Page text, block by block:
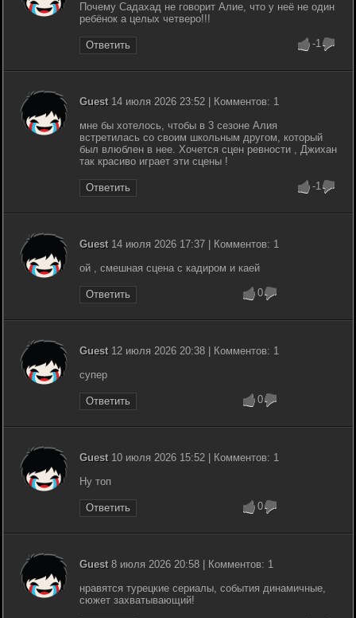
Почему Садахад не говорит Алие, что у неё не один
ребёнок а целых четверо!!!
Ответить -1
Guest14 июля 2026 23:52 | Комментов: 1
мне бы хотелось, чтобы в 3 сезоне Алия
встретилась со своим школьным другом, который
был влюблен в нее. Хочется сцен ревности , Джихан
так красиво играет эти сцены !
Ответить -1
Guest14 июля 2026 17:37 | Комментов: 1
ой , смешная сцена с кадиром и каей
Ответить 0
Guest12 июля 2026 20:38 | Комментов: 1
супер
Ответить 0
Guest10 июля 2026 15:52 | Комментов: 1
Ну топ
Ответить 0
Guest8 июля 2026 20:58 | Комментов: 1
нравятся турецкие сериалы, события динамичные,
сюжет захватывающий!